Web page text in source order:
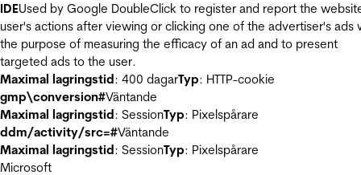
IDEUsed by Google DoubleClick to register and report the
user's actions after viewing or clicking one of the advertiser's ads
the purpose of measuring the efficacy of an ad and to present
targeted ads to the user.
Maximal lagringstid: 400 dagarTyp: HTTP-cookie
gmp\conversion#Väntande
Maximal lagringstid: SessionTyp: Pixelspårare
ddm/activity/src=#Väntande
Maximal lagringstid: SessionTyp: Pixelspårare
Microsoft